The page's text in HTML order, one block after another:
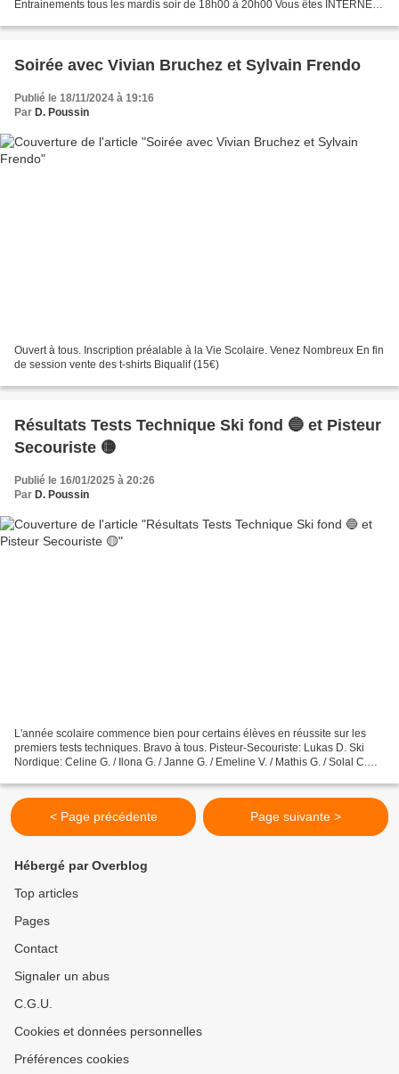
Entrainements tous les mardis soir de 18h00 à 20h00 Vous êtes INTERNES,
Soirée avec Vivian Bruchez et Sylvain Frendo
Publié le 18/11/2024 à 19:16
Par D. Poussin
Ouvert à tous. Inscription préalable à la Vie Scolaire. Venez Nombreux En fin
de session vente des t-shirts Biqualif (15€)
Résultats Tests Technique Ski fond 🔵 et Pisteur
Secouriste 🟡
Publié le 16/01/2025 à 20:26
Par D. Poussin
L'année scolaire commence bien pour certains élèves en réussite sur les
premiers tests techniques. Bravo à tous. Pisteur-Secouriste: Lukas D. Ski
Nordique: Celine G. / Ilona G. / Janne G. / Emeline V. / Mathis G. / Solal C.
< Page précédente Page suivante >
Hébergé par Overblog
Top articles
Pages
Contact
Signaler un abus
C.G.U.
Cookies et données personnelles
Préférences cookies